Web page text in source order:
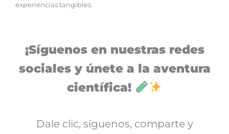
experiencias tangibles.
¡Síguenos en nuestras redes
sociales y únete a la aventura
científica!
Dale clic, síguenos, comparte y